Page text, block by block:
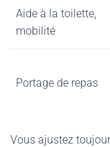
Aide à la toilette,
mobilité
Portage de repas
Vous ajustez